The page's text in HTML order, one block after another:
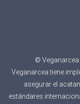
©
Veganarcea tiene
asegurar el
estándares